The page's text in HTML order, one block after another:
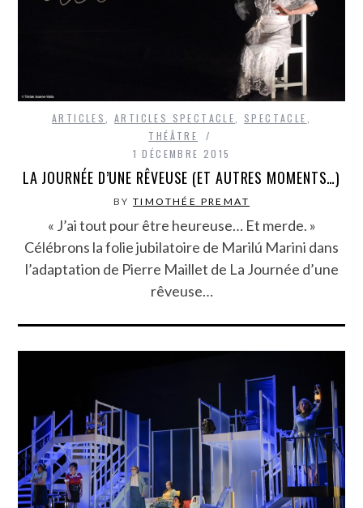
ARTICLES ARTICLES SPECTACLE SPECTACLE
THÉÂTRE
1 DÉCEMBRE 2015
LA JOURNÉE D’UNE RÊVEUSE (ET AUTRES MOMENTS…)
BYTIMOTHÉE PREMAT
« J’ai tout pour être heureuse… Et merde. »
Célébrons la folie jubilatoire de Marilú Marini dans
l’adaptation de Pierre Maillet de La Journée d’une
rêveuse…